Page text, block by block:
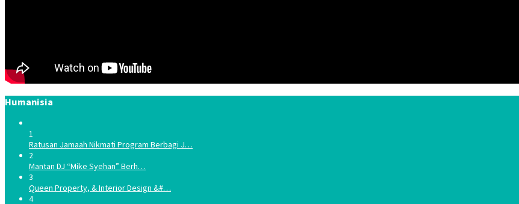
Humanisia
1
Ratusan Jamaah Nikmati Program Berbagi J…
2
Mantan DJ “Mike Syehan” Berh…
3
Queen Property, & Interior Design &#…
4